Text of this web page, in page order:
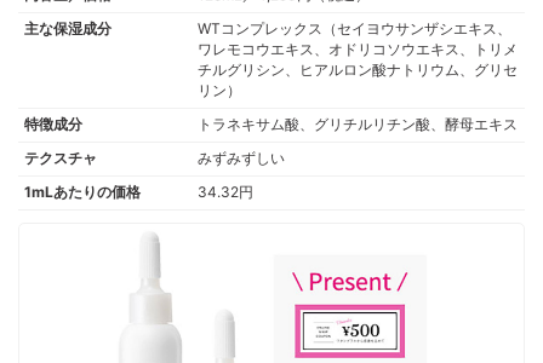
主な保湿成分
WTコンプレックス（セイヨウサンザシエキス、
ワレモコウエキス、オドリコソウエキス、トリメ
チルグリシン、ヒアルロン酸ナトリウム、グリセ
リン）
特徴成分
トラネキサム酸、グリチルリチン酸、酵母エキス
テクスチャ
みずみずしい
1mLあたりの価格
34.32円